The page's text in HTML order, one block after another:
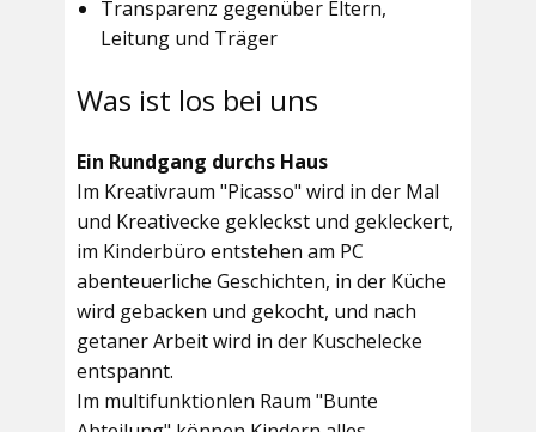
Transparenz gegenüber Eltern,
Leitung und Träger
Was ist los bei uns
Ein Rundgang durchs Haus
Im Kreativraum "Picasso" wird in der Mal
und Kreativecke gekleckst und gekleckert,
im Kinderbüro entstehen am PC
abenteuerliche Geschichten, in der Küche
wird gebacken und gekocht, und nach
getaner Arbeit wird in der Kuschelecke
entspannt.
Im multifunktionlen Raum "Bunte